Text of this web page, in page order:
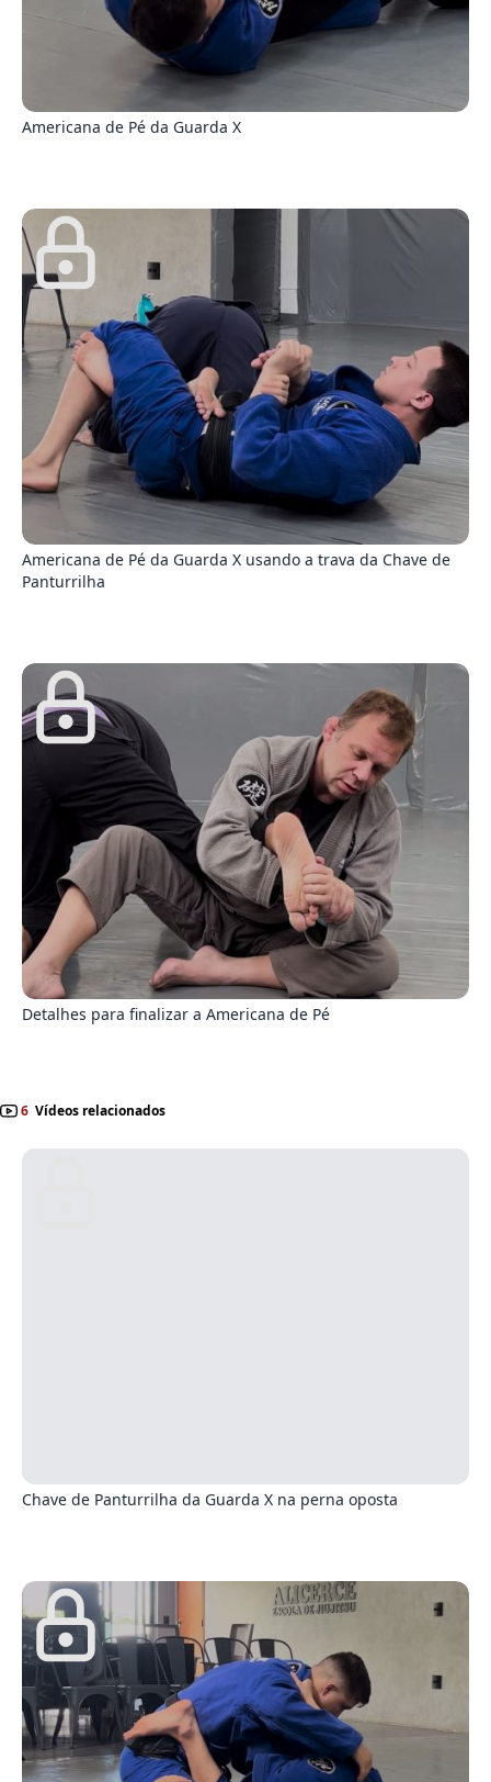
Americana de Pé da Guarda X
Americana de Pé da Guarda X usando a trava da Chave de
Panturrilha
Detalhes para finalizar a Americana de Pé
6 Vídeos relacionados
Chave de Panturrilha da Guarda X na perna oposta